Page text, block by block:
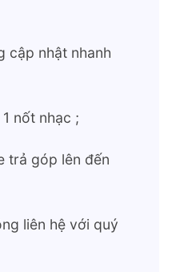
cập nhật nhanh
nốt nhạc ;
trả góp lên đến
liên hệ với quý